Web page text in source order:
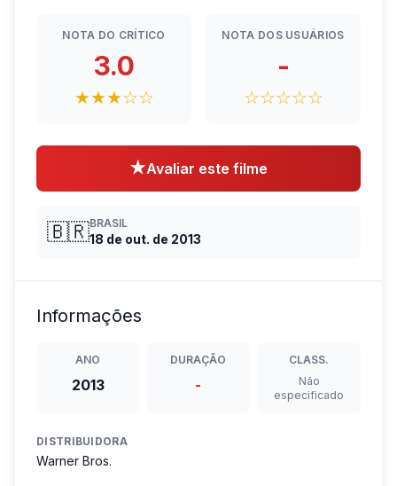
NOTA DO CRÍTICO
3.0
★★★☆☆
NOTA DOS USUÁRIOS
-
☆☆☆☆☆
★Avaliar este filme
🇧🇷BRASIL
18 de out. de 2013
Informações
ANO
2013
DURAÇÃO
-
CLASS.
Não
especificado
DISTRIBUIDORA
Warner Bros.